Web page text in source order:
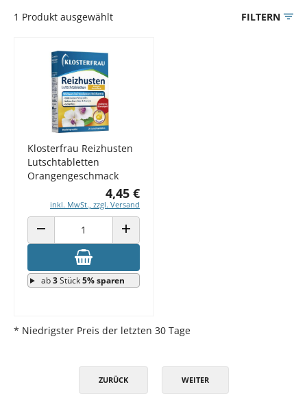
1 Produkt ausgewählt FILTERN
Klosterfrau Reizhusten
Lutschtabletten
Orangengeschmack
4,45 €
inkl. MwSt., zzgl. Versand
ANZAHL VERRINGERN ANZAHL ERHÖHEN
ab3Stück5% sparen
* Niedrigster Preis der letzten 30 Tage
ZURÜCK WEITER